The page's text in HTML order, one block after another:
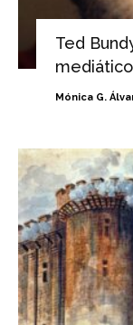
Ted
mediático
Mónica G.